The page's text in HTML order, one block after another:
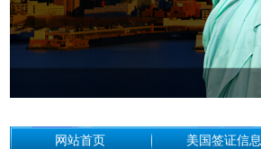
网站首页 美国签证信息